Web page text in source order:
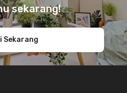
sekarang!
Sekarang